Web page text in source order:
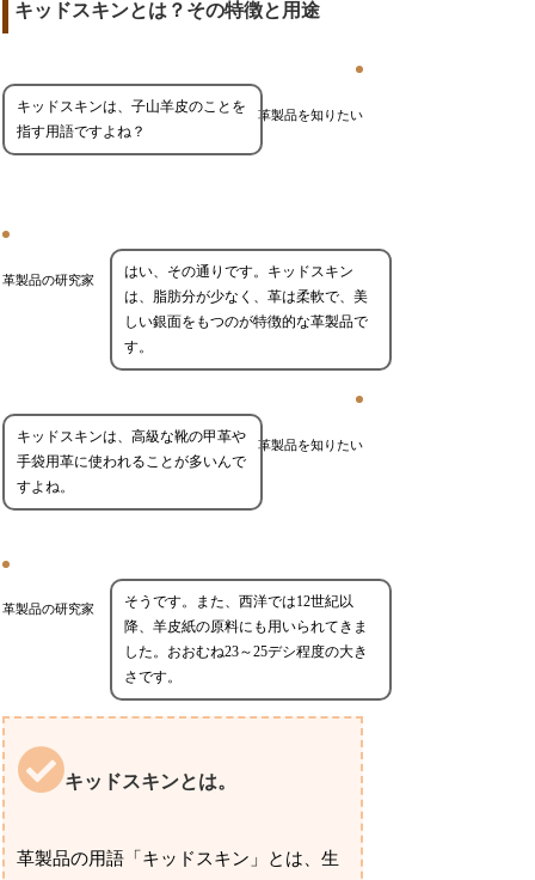
キッドスキンとは？その特徴と用途
革製品を知りたい
キッドスキンは、子山羊皮のことを
指す用語ですよね？
革製品の研究家
はい、その通りです。キッドスキン
は、脂肪分が少なく、革は柔軟で、美
しい銀面をもつのが特徴的な革製品で
す。
革製品を知りたい
キッドスキンは、高級な靴の甲革や
手袋用革に使われることが多いんで
すよね。
革製品の研究家
そうです。また、西洋では12世紀以
降、羊皮紙の原料にも用いられてきま
した。おおむね23～25デシ程度の大き
さです。
キッドスキンとは。
革製品の用語「キッドスキン」とは、生